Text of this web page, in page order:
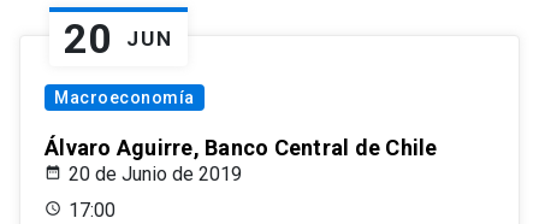
20 JUN
Macroeconomía
Álvaro Aguirre, Banco Central de Chile
20 de Junio de 2019
17:00